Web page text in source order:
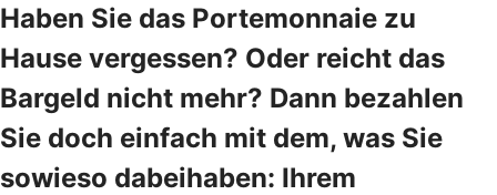
Haben Sie das Portemonnaie zu
Hause vergessen? Oder reicht das
Bargeld nicht mehr? Dann bezahlen
Sie doch einfach mit dem, was Sie
sowieso dabeihaben: Ihrem